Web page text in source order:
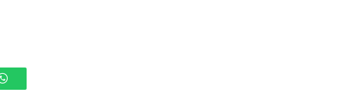
WhatsApp